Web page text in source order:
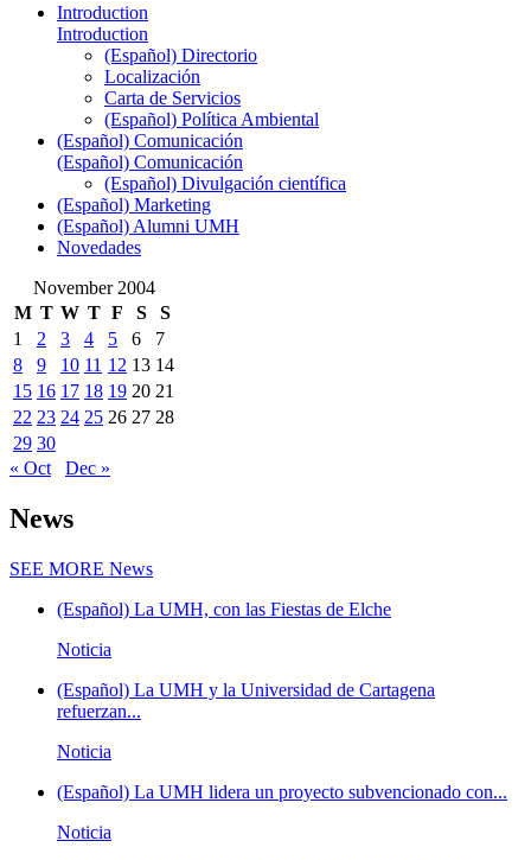
Introduction
Introduction
(Español) Directorio
Localización
Carta de Servicios
(Español) Política Ambiental
(Español) Comunicación
(Español) Comunicación
(Español) Divulgación científica
(Español) Marketing
(Español) Alumni UMH
Novedades
November 2004
M T W T F S
S
1
2 3 4 5 6
7
8
9 10 11 12 13 14
15 16 17 18 19 20 21
22 23 24 25 26 27 28
29 30
« Oct
Dec »
News
SEE MORE News
(Español) La UMH, con las Fiestas de Elche
Noticia
(Español) La UMH y la Universidad de Cartagena
refuerzan...
Noticia
(Español) La UMH lidera un proyecto subvencionado con...
Noticia